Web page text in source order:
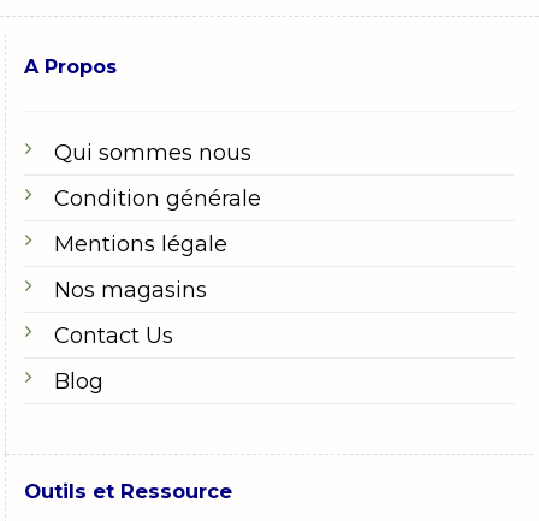
A Propos
Qui sommes nous
Condition générale
Mentions légale
Nos magasins
Contact Us
Blog
Outils et Ressource